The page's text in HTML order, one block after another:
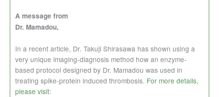
A message from
Dr. Mamadou,
In a recent article, Dr. Takuji Shirasawa has shown using a
very unique imaging-diagnosis method how an enzyme-
based protocol designed by Dr. Mamadou was used in
treating spike-protein induced thrombosis. For more details,
please visit: